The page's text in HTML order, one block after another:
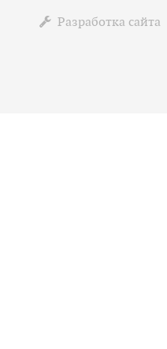
Разработка сайта